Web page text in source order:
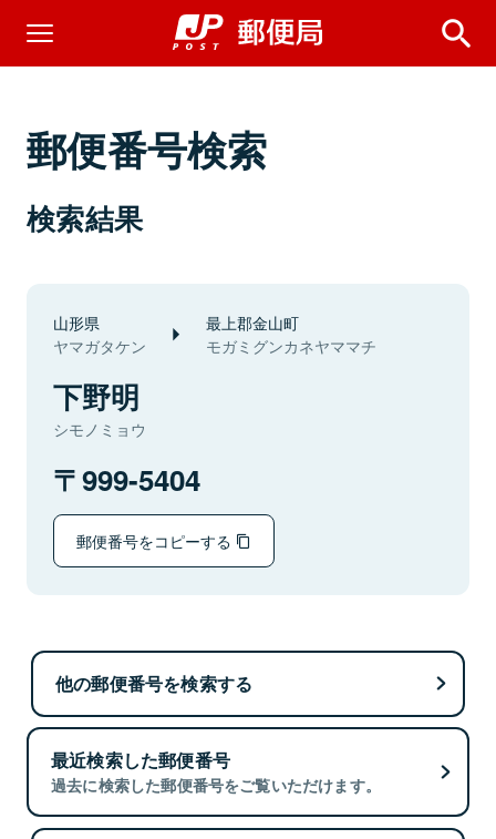
郵便番号検索
検索結果
山形県
ヤマガタケン
最上郡金山町
モガミグンカネヤママチ
下野明
シモノミョウ
999-5404
郵便番号をコピーする
他の郵便番号を検索する
最近検索した郵便番号
過去に検索した郵便番号をご覧いただけます。